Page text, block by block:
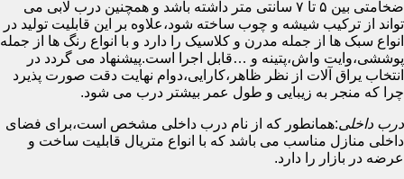
ضخامتی بین ۵ تا ۷ سانتی متر داشته باشد و همچنین درب لابی می
تواند از ترکیب شیشه و چوب ساخته شود،علاوه بر این قابلیت تولید در
انواع سبک ها از جمله مدرن و کلاسیک را دارد و با انواع رنگ ها از جمله
پوششی،وایت واش،پتینه و …قابل اجرا است.پیشنهاد می گردد در
انتخاب یراق آلات از نظر ظاهر،کارایی،دوام نهایت دقت صورت پذیرد
چرا که منجر به زیبایی و طول عمر بیشتر درب می شود.
درب داخلی:همانطور که از نام درب داخلی مشخص است،برای فضای
داخلی منازل مناسب می باشد که با انواع متریال قابلیت ساخت و
عرضه در بازار را دارد.